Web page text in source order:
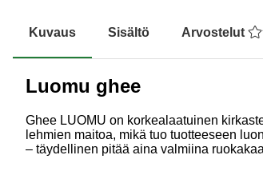
Kuvaus Sisältö Arvostelut
Luomu ghee
Ghee LUOMU on korkealaatuinen
lehmien maitoa, mikä tuo tuotteeseen
– täydellinen pitää aina valmiina